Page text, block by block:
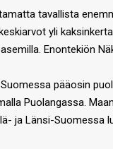
tavallista
yli
Enontekiön
pääosin
Puolangassa.
ja Länsi-Suomessa